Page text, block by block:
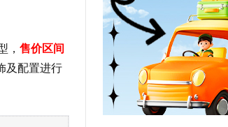
， 售价区间
及配置进行